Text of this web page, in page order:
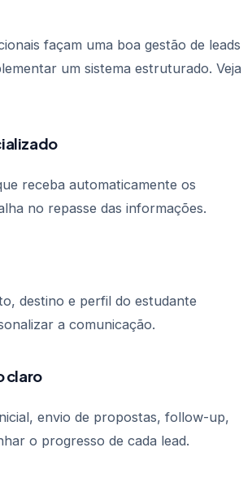
façam uma boa gestão de leads
um sistema estruturado. Veja
receba automaticamente os
no repasse das informações.
destino e perfil do estudante
a comunicação.
claro
envio de propostas, follow-up,
o progresso de cada lead.